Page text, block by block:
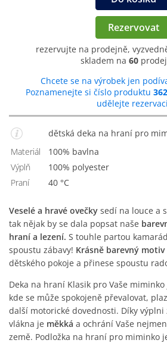
Rezervovat
rezervujte na prodejně,
skladem na 60
Chcete se na výrobek jen
Poznamenejte si číslo produktu
udělejte
dětská deka na hraní pro
Materiál
100% bavlna
Výplň
100% polyester
Praní
40 °C
Veselé a hravé ovečky sedí na louce a
tak nějak by se dala popsat naše
hraní a lezení. S touhle partou
spoustu zábavy! Krásně barevný motiv
dětského pokoje a přinese spoustu
Deka na hraní Klasik pro Vaše
kde se může spokojeně převalovat,
další motorické dovednosti. Díky výplni
vlákna je měkká a ochrání Vaše
země. Podložka na hraní pro miminko